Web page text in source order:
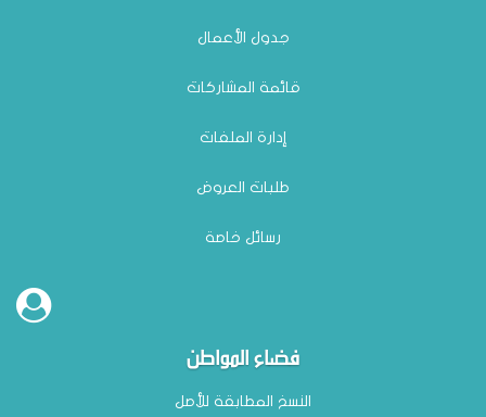
جدول الأعمال
قائمة المشاركات
إدارة الملفات
طلبات العروض
رسائل خاصة
فضاء المواطن
النسخ المطابقة للأصل